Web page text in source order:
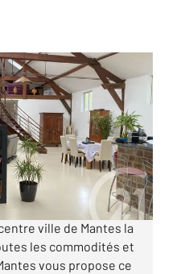
€
ville de Mantes la
les commodités et
vous propose ce